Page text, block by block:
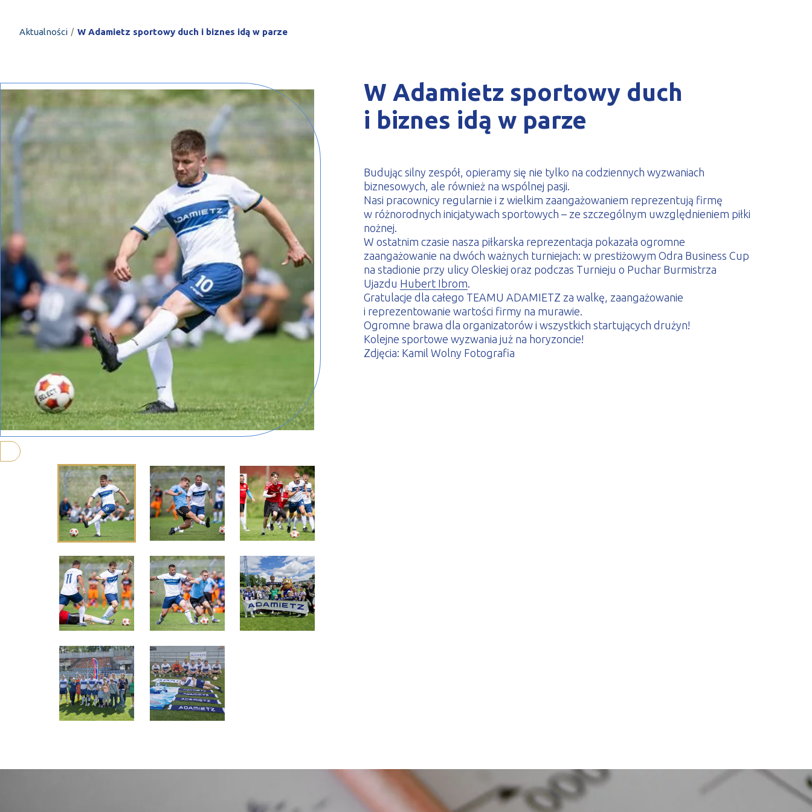
Aktualności / W Adamietz sportowy duch i biznes idą w parze
W Adamietz sportowy duch
i biznes idą w parze
Budując silny zespół, opieramy się nie tylko na codziennych wyzwaniach
biznesowych, ale również na wspólnej pasji.
Nasi pracownicy regularnie i z wielkim zaangażowaniem reprezentują firmę
w różnorodnych inicjatywach sportowych – ze szczególnym uwzględnieniem piłki
nożnej.
W ostatnim czasie nasza piłkarska reprezentacja pokazała ogromne
zaangażowanie na dwóch ważnych turniejach: w prestiżowym Odra Business Cup
na stadionie przy ulicy Oleskiej oraz podczas Turnieju o Puchar Burmistrza
Ujazdu Hubert Ibrom.
Gratulacje dla całego TEAMU ADAMIETZ za walkę, zaangażowanie
i reprezentowanie wartości firmy na murawie.
Ogromne brawa dla organizatorów i wszystkich startujących drużyn!
Kolejne sportowe wyzwania już na horyzoncie!
Zdjęcia: Kamil Wolny Fotografia